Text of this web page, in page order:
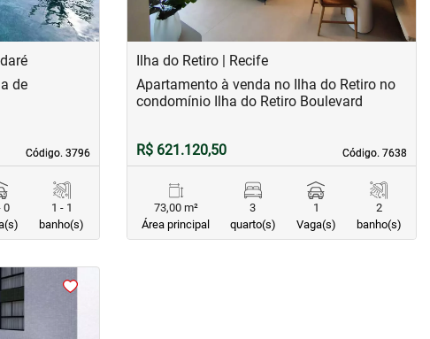
Código. 3796
Código. 3796
de
0
1 - 1
banho(s)
Ilha do Retiro | Recife
Código. 7638
Código. 7638
Apartamento à venda no Ilha do Retiro no
condomínio Ilha do Retiro Boulevard
R$ 621.120,50
73,00 m²
Área principal
3
quarto(s)
1
Vaga(s)
2
banho(s)